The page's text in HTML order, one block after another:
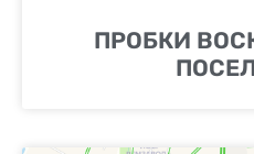
ПРОБКИ